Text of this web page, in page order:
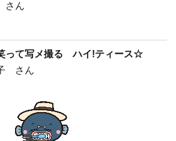
ん
って写メ撮る ハイ!ティース☆
さん